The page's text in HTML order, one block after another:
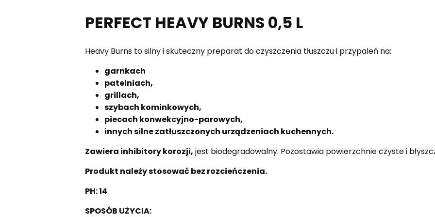
PERFECT HEAVY BURNS 0,5 L
Heavy Burns to silny i skuteczny preparat do czyszczenia tłuszczu i przypaleń na:
garnkach
patelniach,
grillach,
szybach kominkowych,
piecach konwekcyjno-parowych,
innych silne zatłuszczonych urządzeniach kuchennych.
Zawiera inhibitory korozji, jest biodegradowalny. Pozostawia powierzchnie czyste i
Produkt należy stosować bez rozcieńczenia.
PH: 14
SPOSÓB UŻYCIA: